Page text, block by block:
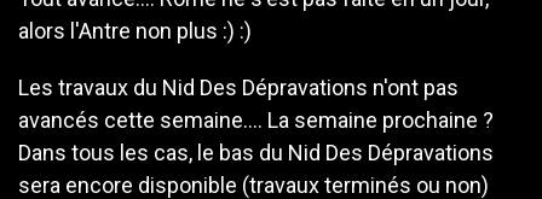
alors l'Antre non plus :) :)
Les travaux du Nid Des Dépravations n'ont pas
avancés cette semaine.... La semaine prochaine ?
Dans tous les cas, le bas du Nid Des Dépravations
sera encore disponible (travaux terminés ou non)